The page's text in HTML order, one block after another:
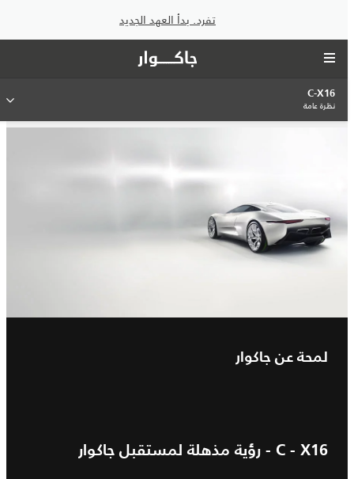
تفرد. بدأ العهد الجديد
C-X16
نظرة عامة
لمحة عن جاكوار
C - X16 - رؤية مذهلة لمستقبل جاكوار